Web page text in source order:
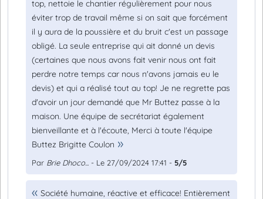
top, nettoie le chantier régulièrement pour nous
éviter trop de travail même si on sait que forcément
il y aura de la poussière et du bruit c'est un passage
obligé. La seule entreprise qui ait donné un devis
(certaines que nous avons fait venir nous ont fait
perdre notre temps car nous n'avons jamais eu le
devis) et qui a réalisé tout au top! Je ne regrette pas
d'avoir un jour demandé que Mr Buttez passe à la
maison. Une équipe de secrétariat également
bienveillante et à l'écoute, Merci à toute l'équipe
Buttez Brigitte Coulon
Par Brie Dhoco... - Le 27/09/2024 17:41 - 5/5
Société humaine, réactive et efficace! Entièrement